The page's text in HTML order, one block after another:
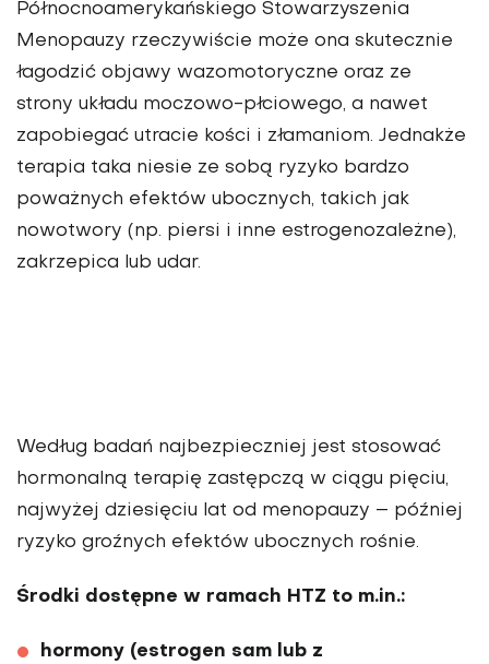
Północnoamerykańskiego Stowarzyszenia
Menopauzy rzeczywiście może ona skutecznie
łagodzić objawy wazomotoryczne oraz ze
strony układu moczowo-płciowego, a nawet
zapobiegać utracie kości i złamaniom. Jednakże
terapia taka niesie ze sobą ryzyko bardzo
poważnych efektów ubocznych, takich jak
nowotwory (np. piersi i inne estrogenozależne),
zakrzepica lub udar.
Według badań najbezpieczniej jest stosować
hormonalną terapię zastępczą w ciągu pięciu,
najwyżej dziesięciu lat od menopauzy – później
ryzyko groźnych efektów ubocznych rośnie.
Środki dostępne w ramach HTZ to m.in.:
hormony (estrogen sam lub z